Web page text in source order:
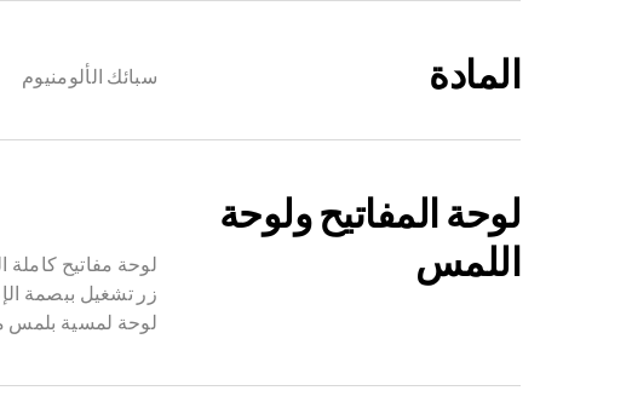
المادة سبائك الألومنيوم
لوحة المفاتيح ولوحة
اللمس
لوحة مفاتيح كاملة
زر تشغيل ببصمة
لوحة لمسية بلمس